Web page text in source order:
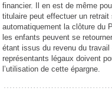
financier. Il en est de même
titulaire peut effectuer un
automatiquement la clôture du
les enfants peuvent se
étant issus du revenu du
représentants légaux doivent
l’utilisation de cette épargne.